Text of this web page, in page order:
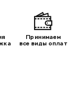
Принимаем
все виды оплат